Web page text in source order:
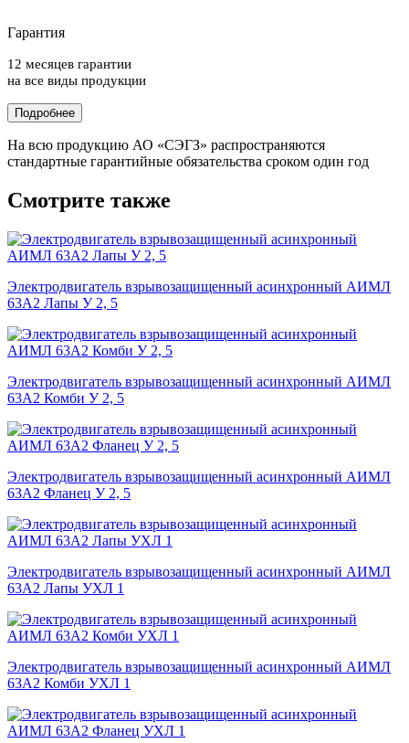
Гарантия
12 месяцев гарантии
на все виды продукции
Подробнее
На всю продукцию АО «СЭГЗ» распространяются
стандартные гарантийные обязательства сроком один год
Смотрите также
Электродвигатель взрывозащищенный асинхронный АИМЛ
63А2 Лапы У 2, 5
Электродвигатель взрывозащищенный асинхронный АИМЛ
63А2 Комби У 2, 5
Электродвигатель взрывозащищенный асинхронный АИМЛ
63А2 Фланец У 2, 5
Электродвигатель взрывозащищенный асинхронный АИМЛ
63А2 Лапы УХЛ 1
Электродвигатель взрывозащищенный асинхронный АИМЛ
63А2 Комби УХЛ 1